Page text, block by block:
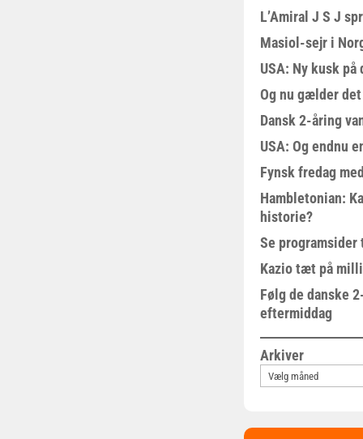
L’Amiral J S J
Masiol-sejr i
USA: Ny kusk på
Og nu gælder
Dansk 2-åring
USA: Og endnu
Fynsk fredag
Hambletonian:
historie?
Se
Kazio tæt på
Følg de danske
eftermiddag
Arkiver